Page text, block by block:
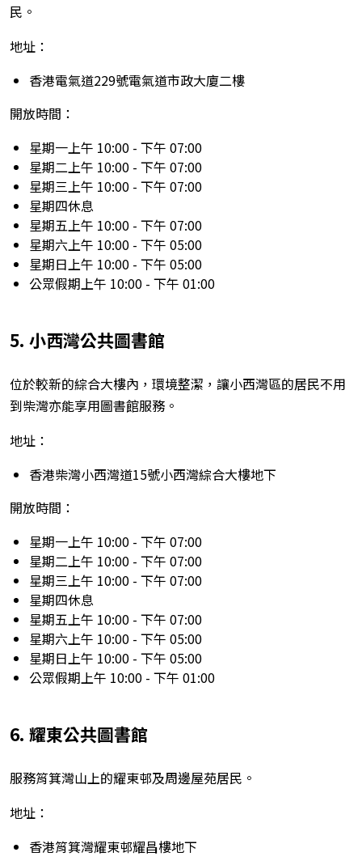
民。
地址：
香港電氣道229號電氣道市政大廈二樓
開放時間：
星期一上午 10:00 - 下午 07:00
星期二上午 10:00 - 下午 07:00
星期三上午 10:00 - 下午 07:00
星期四休息
星期五上午 10:00 - 下午 07:00
星期六上午 10:00 - 下午 05:00
星期日上午 10:00 - 下午 05:00
公眾假期上午 10:00 - 下午 01:00
5. 小西灣公共圖書館
位於較新的綜合大樓內，環境整潔，讓小西灣區的居民不用
到柴灣亦能享用圖書館服務。
地址：
香港柴灣小西灣道15號小西灣綜合大樓地下
開放時間：
星期一上午 10:00 - 下午 07:00
星期二上午 10:00 - 下午 07:00
星期三上午 10:00 - 下午 07:00
星期四休息
星期五上午 10:00 - 下午 07:00
星期六上午 10:00 - 下午 05:00
星期日上午 10:00 - 下午 05:00
公眾假期上午 10:00 - 下午 01:00
6. 耀東公共圖書館
服務筲箕灣山上的耀東邨及周邊屋苑居民。
地址：
香港筲箕灣耀東邨耀昌樓地下